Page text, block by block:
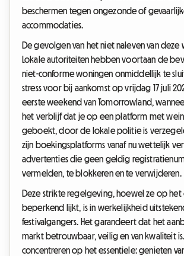
beschermen tegen ongezonde of
accommodaties.
De gevolgen van het niet naleven van deze
Lokale autoriteiten hebben voortaan de
niet-conforme woningen onmiddellijk te
stress voor bij aankomst op vrijdag 17 juli
eerste weekend van Tomorrowland,
het verblijf dat je op een platform met
geboekt, door de lokale politie is
zijn boekingsplatforms vanaf nu wettelijk
advertenties die geen geldig
vermelden, te blokkeren en te verwijderen.
Deze strikte regelgeving, hoewel ze op het
beperkend lijkt, is in werkelijkheid
festivalgangers. Het garandeert dat het
markt betrouwbaar, veilig en van kwaliteit
concentreren op het essentiele: genieten